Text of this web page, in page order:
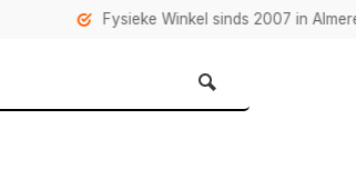
Fysieke Winkel sinds 2007 in Almere